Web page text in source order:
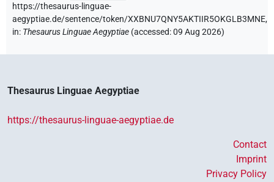
https://thesaurus-linguae-
aegyptiae.de/sentence/token/XXBNU7QNY5AKTIIR5OKGLB3MNE,
in: Thesaurus Linguae Aegyptiae (accessed:09 Aug 2026)
Thesaurus Linguae Aegyptiae
https://thesaurus-linguae-aegyptiae.de
Contact
Imprint
Privacy Policy